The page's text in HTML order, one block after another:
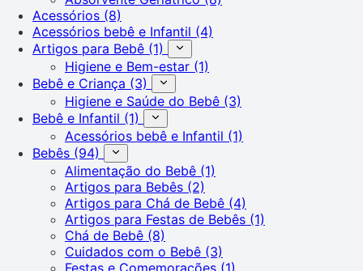
Acessórios (8)
Acessórios bebê e Infantil (4)
Artigos para Bebê (1)
Higiene e Bem-estar (1)
Bebê e Criança (3)
Higiene e Saúde do Bebê (3)
Bebê e Infantil (1)
Acessórios bebê e Infantil (1)
Bebês (94)
Alimentação do Bebê (1)
Artigos para Bebês (2)
Artigos para Chá de Bebê (4)
Artigos para Festas de Bebês (1)
Chá de Bebê (8)
Cuidados com o Bebê (3)
Festas e Comemorações (1)